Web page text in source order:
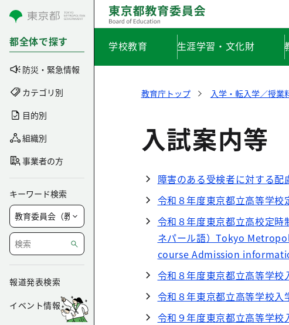
コンテンツにスキップ
都全体で探す
防災・緊急情報
カテゴリ別
目的別
組織別
事業者の方
キーワード検索
報道発表検索
イベント情報
学校教育 生涯学習・文化財
教育庁トップ 入学・転入学／授業
入試案内等
障害のある受検者に対する配
令和８年度東京都立高等学
令和８年度東京都立高校定時
ネパール語）Tokyo
course Admission
令和８年度東京都立高等学
令和８年東京都立高等学校
令和９年度東京都立高等学